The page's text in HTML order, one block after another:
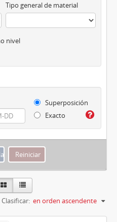
Tipo general de material
nivel
Superposición
Exacto
Clasificar: en orden ascendente